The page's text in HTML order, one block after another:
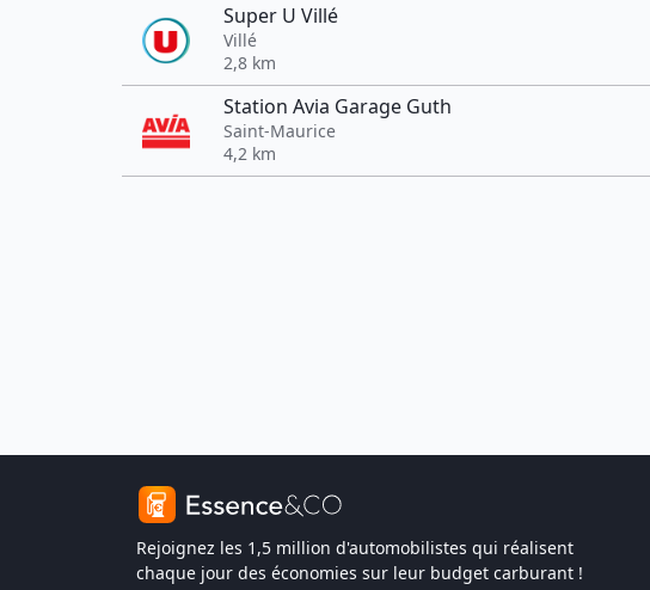
Super U Villé
Villé
2,8 km
Station Avia Garage Guth
Saint-Maurice
4,2 km
Rejoignez les 1,5 million d'automobilistes qui réalisent
chaque jour des économies sur leur budget carburant !